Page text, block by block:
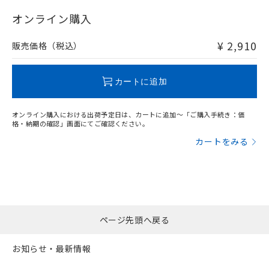
在庫等で未対応品が混在する可能性があります。
問い合わせください。
オンライン購入
販売価格（税込） ¥ 2,910
カートに追加
オンライン購入における出荷予定日は、カートに追加～「ご購入手続き：価
格・納期の確認」画面にてご確認ください。
カートをみる
ページ先頭へ戻る
お知らせ・最新情報